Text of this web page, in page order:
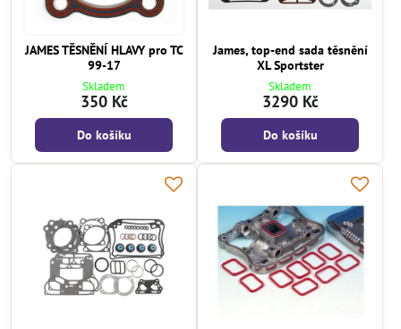
JAMES TĚSNĚNÍ HLAVY pro TC
99-17
Skladem
350 Kč
Do košíku
James, top-end sada těsnění
XL Sportster
Skladem
3290 Kč
Do košíku